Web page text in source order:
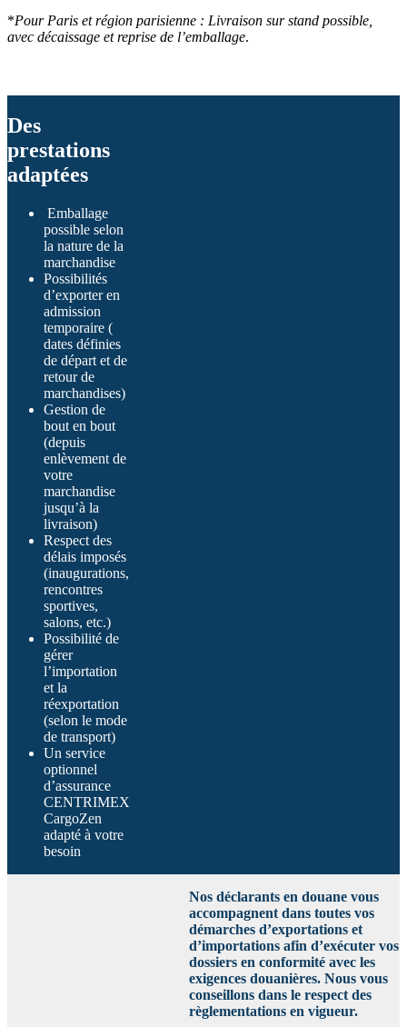
*Pour Paris et région parisienne : Livraison sur stand possible,
avec décaissage et reprise de l’emballage.
Des
prestations
adaptées
Emballage
possible selon
la nature de la
marchandise
Possibilités
d’exporter en
admission
temporaire (
dates définies
de départ et de
retour de
marchandises)
Gestion de
bout en bout
(depuis
enlèvement de
votre
marchandise
jusqu’à la
livraison)
Respect des
délais imposés
(inaugurations,
rencontres
sportives,
salons, etc.)
Possibilité de
gérer
l’importation
et la
réexportation
(selon le mode
de transport)
Un service
optionnel
d’assurance
CENTRIMEX
CargoZen
adapté à votre
besoin
Nos déclarants en douane vous
accompagnent dans toutes vos
démarches d’exportations et
d’importations afin d’exécuter vos
dossiers en conformité avec les
exigences douanières. Nous vous
conseillons dans le respect des
règlementations en vigueur.